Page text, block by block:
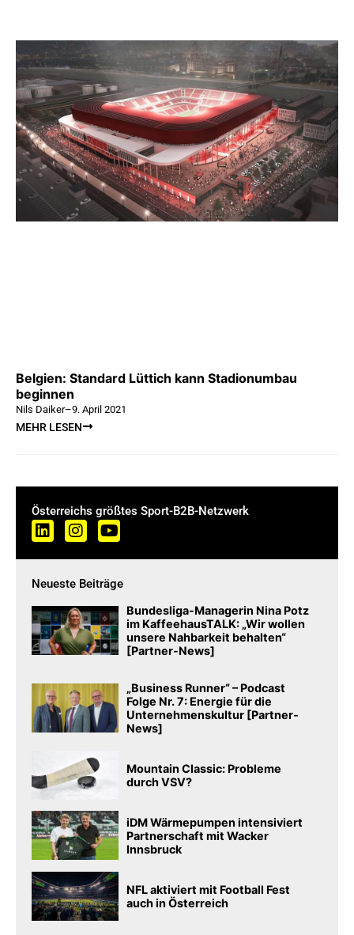
Belgien: Standard Lüttich kann Stadionumbau
beginnen
Nils Daiker–9. April 2021
MEHR LESEN
Österreichs größtes Sport-B2B-Netzwerk
Neueste Beiträge
Bundesliga-Managerin Nina Potz
im KaffeehausTALK: „Wir wollen
unsere Nahbarkeit behalten“
[Partner-News]
„Business Runner“ – Podcast
Folge Nr. 7: Energie für die
Unternehmenskultur [Partner-
News]
Mountain Classic: Probleme
durch VSV?
iDM Wärmepumpen intensiviert
Partnerschaft mit Wacker
Innsbruck
NFL aktiviert mit Football Fest
auch in Österreich